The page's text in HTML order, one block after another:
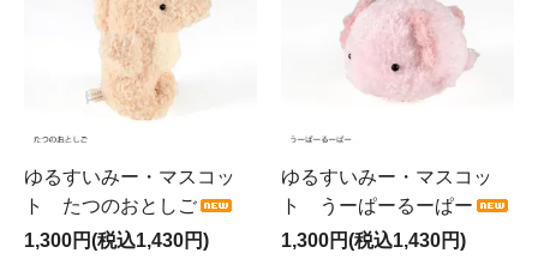
ゆるすいみー・マスコッ
ト たつのおとしご
1,300円(税込1,430円)
ゆるすいみー・マスコッ
ト うーぱーるーぱー
1,300円(税込1,430円)